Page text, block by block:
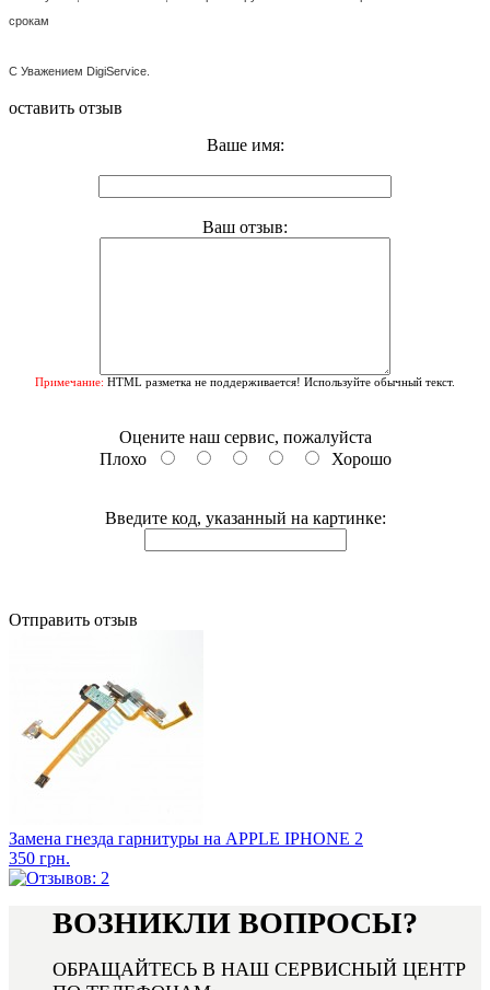
срокам
С Уважением DigiService.
оставить отзыв
Ваше имя:
Ваш отзыв:
Примечание: HTML разметка не поддерживается! Используйте обычный текст.
Оцените наш сервис, пожалуйста
Плохо
Хорошо
Введите код, указанный на картинке:
Отправить отзыв
Замена гнезда гарнитуры на APPLE IPHONE 2
350 грн.
ВОЗНИКЛИ ВОПРОСЫ?
ОБРАЩАЙТЕСЬ В НАШ СЕРВИСНЫЙ ЦЕНТР